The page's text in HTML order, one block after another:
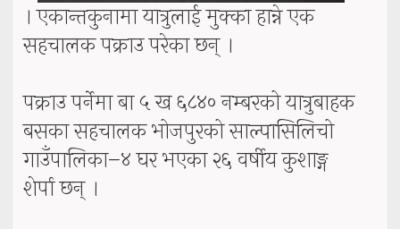
। एकान्तकुनामा यात्रुलाई मुक्का हान्ने एक
सहचालक पक्राउ परेका छन् ।
पक्राउ पर्नेमा बा ५ ख ६८४० नम्बरको यात्रुबाहक
बसका सहचालक भोजपुरको साल्पासिलिचो
गाउँपालिका–४ घर भएका २६ वर्षीय कुशाङ्ग
शेर्पा छन् ।